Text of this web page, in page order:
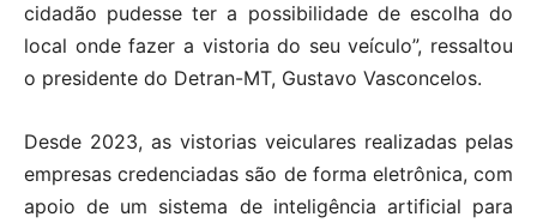
cidadão pudesse ter a possibilidade de escolha do
local onde fazer a vistoria do seu veículo”, ressaltou
o presidente do Detran-MT, Gustavo Vasconcelos.
Desde 2023, as vistorias veiculares realizadas pelas
empresas credenciadas são de forma eletrônica, com
apoio de um sistema de inteligência artificial para